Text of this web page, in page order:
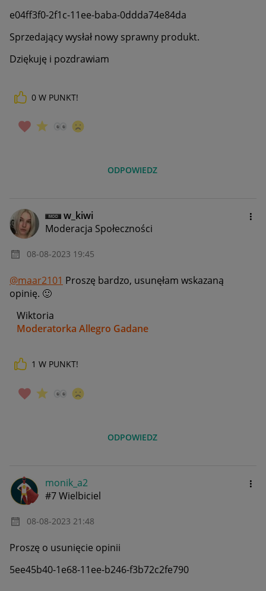
e04ff3f0-2f1c-11ee-baba-0ddda74e84da
Sprzedający wysłał nowy sprawny produkt.
Dziękuję i pozdrawiam
0 W PUNKT!
ODPOWIEDZ
w_kiwi
Moderacja Społeczności
‎08-08-2023 19:45
@maar2101 Proszę bardzo, usunęłam wskazaną
opinię. 🙂
Wiktoria
Moderatorka Allegro Gadane
1 W PUNKT!
ODPOWIEDZ
monik_a2
#7 Wielbiciel
‎08-08-2023 21:48
Proszę o usunięcie opinii
5ee45b40-1e68-11ee-b246-f3b72c2fe790